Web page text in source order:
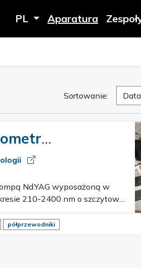
PL Aparatura
Sortowanie:
210-2400 nm o szczytowej
stacja robocza Z…
półprzewodniki